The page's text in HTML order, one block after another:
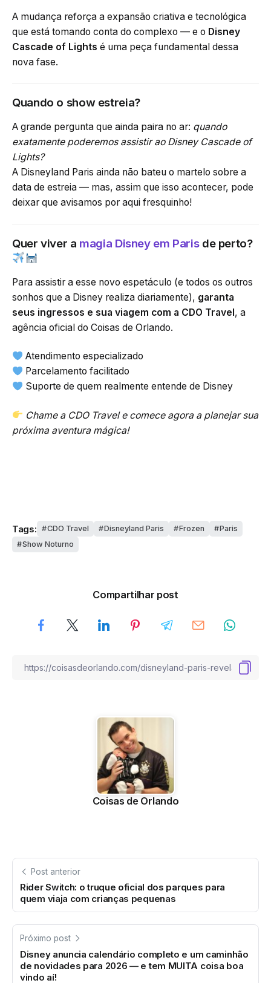
A mudança reforça a expansão criativa e tecnológica
que está tomando conta do complexo — e o Disney
Cascade of Lights é uma peça fundamental dessa
nova fase.
Quando o show estreia?
A grande pergunta que ainda paira no ar: quando
exatamente poderemos assistir ao Disney Cascade of
Lights?
A Disneyland Paris ainda não bateu o martelo sobre a
data de estreia — mas, assim que isso acontecer, pode
deixar que avisamos por aqui fresquinho!
Quer viver a magia Disney em Parisde perto?
Para assistir a esse novo espetáculo (e todos os outros
sonhos que a Disney realiza diariamente), garanta
seus ingressos e sua viagem com a CDO Travel, a
agência oficial do Coisas de Orlando.
Atendimento especializado
Parcelamento facilitado
Suporte de quem realmente entende de Disney
Chame a CDO Travel e comece agora a planejar sua
próxima aventura mágica!
Tags: CDO Travel Disneyland Paris Frozen
Paris
Show Noturno
Compartilhar post
Coisas de Orlando
Post anterior
Rider Switch: o truque oficial dos parques para
quem viaja com crianças pequenas
Próximo post
Disney anuncia calendário completo e um caminhão
de novidades para 2026 — e tem MUITA coisa boa
vindo aí!